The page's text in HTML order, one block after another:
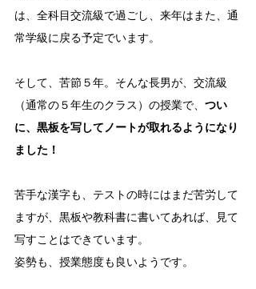
は、全科目交流級で過ごし、来年はまた、通
常学級に戻る予定でいます。
そして、苦節５年。そんな長男が、交流級
（通常の５年生のクラス）の授業で、 つい
に、黒板を写してノートが取れるようになり
ました！
苦手な漢字も、テストの時にはまだ苦労して
ますが、黒板や教科書に書いてあれば、見て
写すことはできています。
姿勢も、授業態度も良いようです。